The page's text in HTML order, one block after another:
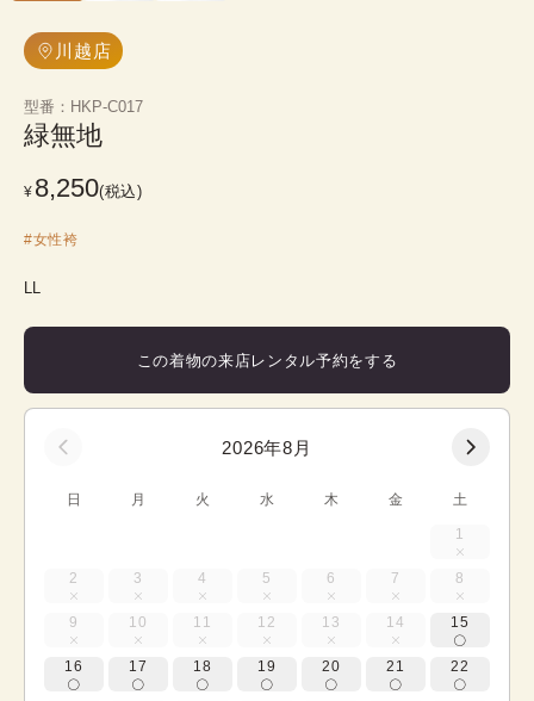
川越店
型番 ： HKP-C017
緑無地
¥ 8,250(税込)
#女性袴
LL
この着物の来店レンタル予約をする
2026年8月
日 月 火 水 木 金 土
1
2 3 4 5 6 7 8
9 10 11 12 13 14 15
16 17 18 19 20 21 22